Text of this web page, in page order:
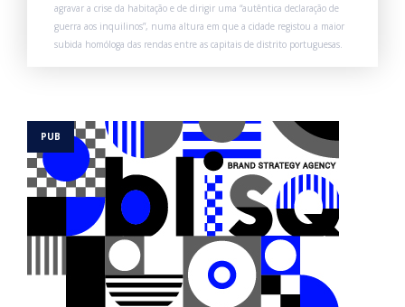
agravar a crise da habitação e de dirigir uma “autêntica declaração de
guerra aos inquilinos”, numa altura em que a cidade registou a maior
subida homóloga das rendas entre as capitais de distrito portuguesas.